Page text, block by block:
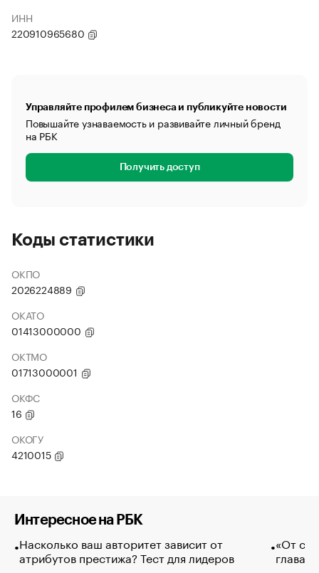
ИНН
220910965680
Управляйте профилем бизнеса и публикуйте новости
Повышайте узнаваемость и развивайте личный бренд
на РБК
Получить доступ
Коды статистики
ОКПО
2026224889
ОКАТО
01413000000
ОКТМО
01713000001
ОКФС
16
ОКОГУ
4210015
Интересное на РБК
Насколько ваш авторитет зависит от
атрибутов престижа? Тест для лидеров
«От
глава